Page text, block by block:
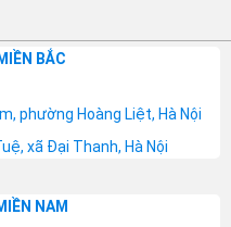
BẮC
phường Hoàng Liệt, Hà Nội
xã Đại Thanh, Hà Nội
NAM